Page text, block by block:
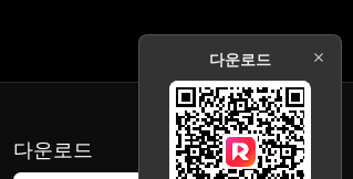
다운로드
다운로드